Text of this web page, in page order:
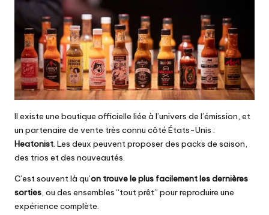
Il existe une boutique officielle liée à l’univers de l’émission, et
un partenaire de vente très connu côté États-Unis :
Heatonist. Les deux peuvent proposer des packs de saison,
des trios et des nouveautés.
C’est souvent là qu’on trouve le plus facilement les dernières
sorties, ou des ensembles “tout prêt” pour reproduire une
expérience complète.